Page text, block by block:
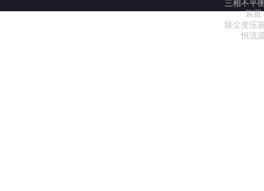
三相不平
装置
除尘变压
恒流